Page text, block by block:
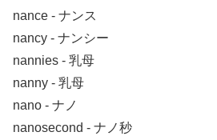
nance ‐ ナンス
nancy ‐ ナンシー
nannies ‐ 乳母
nanny ‐ 乳母
nano ‐ ナノ
nanosecond ‐ ナノ秒